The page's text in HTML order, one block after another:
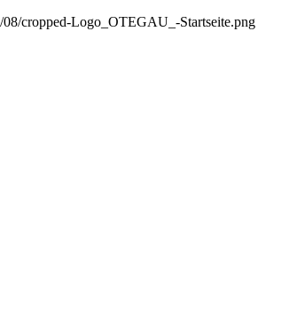
cropped-Logo_OTEGAU_-Startseite.png